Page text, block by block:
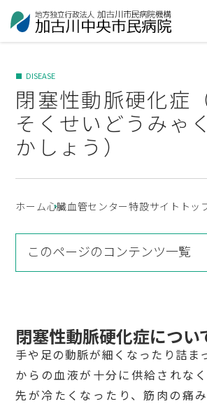
DISEASE
閉塞性動脈硬化症
そくせいどうみゃ
かしょう）
ホーム心臓血管センター特設サイトトッ
このページのコンテンツ一覧
閉塞性動脈硬化症につい
手や足の動脈が細くなったり詰ま
からの血液が十分に供給されな
先が冷たくなったり、筋肉の痛